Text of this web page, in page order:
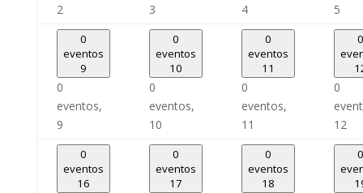
2
3
4
5
0
eventos
9
0
eventos,
9
0
eventos
10
0
eventos,
10
0
eventos
11
0
eventos,
11
0
0
12
0
eventos
16
0
eventos
17
0
eventos
18
0